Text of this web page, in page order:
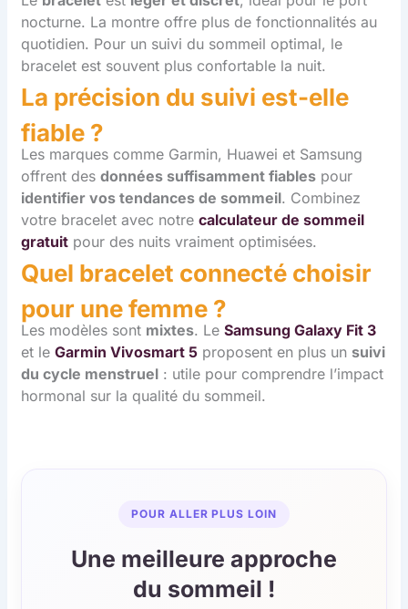
nocturne. La montre offre plus de fonctionnalités au
quotidien. Pour un suivi du sommeil optimal, le
bracelet est souvent plus confortable la nuit.
La précision du suivi est-elle
fiable ?
Les marques comme Garmin, Huawei et Samsung
offrent desdonnées suffisamment fiables pour
identifier vos tendances de sommeil. Combinez
votre bracelet avec notrecalculateur de sommeil
gratuit pour des nuits vraiment optimisées.
Quel bracelet connecté choisir
pour une femme ?
Les modèles sont mixtes. LeSamsung Galaxy Fit 3
et leGarmin Vivosmart 5 proposent en plus un suivi
du cycle menstruel : utile pour comprendre l’impact
hormonal sur la qualité du sommeil.
POUR ALLER PLUS LOIN
Une meilleure approche
du sommeil !